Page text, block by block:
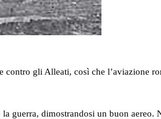
gli Alleati, così che l’aviazione
guerra, dimostrandosi un buon